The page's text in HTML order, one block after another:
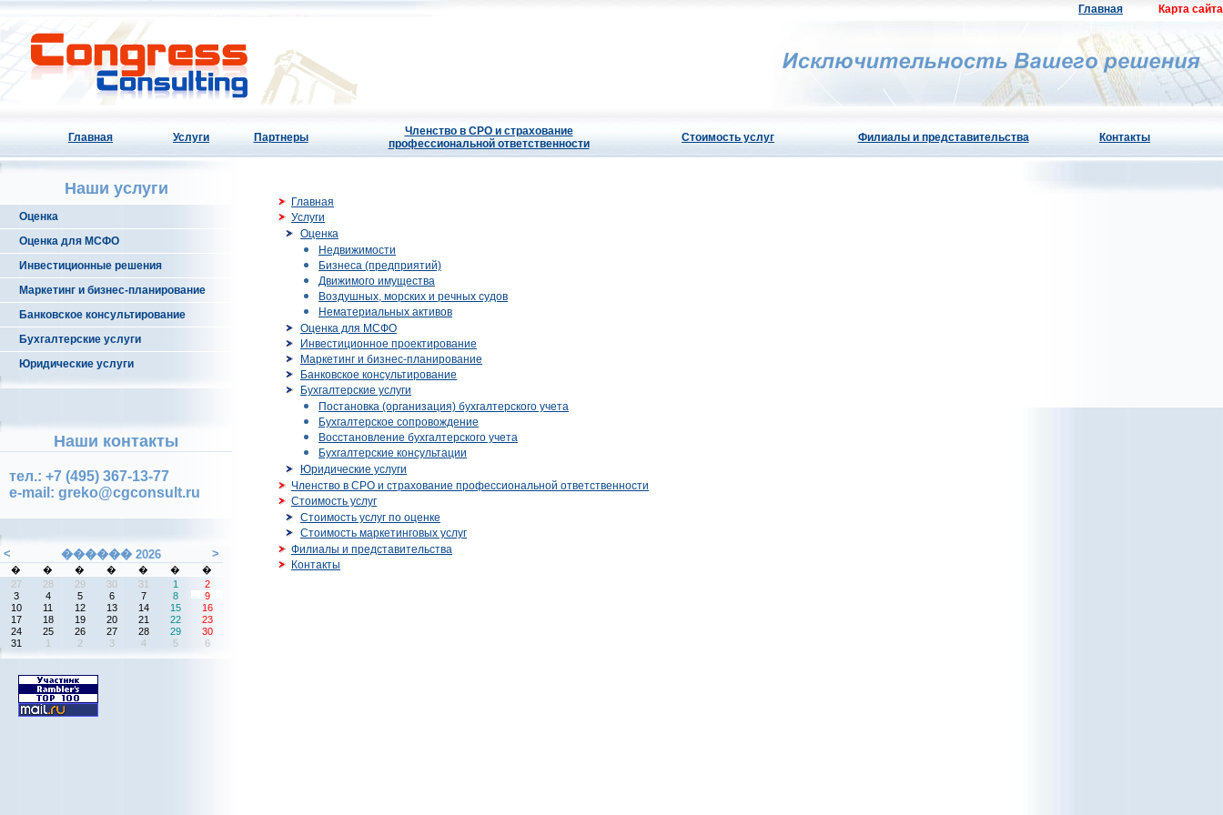
Главная Карта сайта
Главная Услуги Партнеры
Членство в СРО и страхование
профессиональной ответственности
Стоимость услуг Филиалы и представительства Контакты
Наши услуги
Оценка
Оценка для МСФО
Инвестиционные решения
Маркетинг и бизнес-планирование
Банковское консультирование
Бухгалтерские услуги
Юридические услуги
Наши контакты
тел.: +7 (495) 367-13-77
e-mail: greko@cgconsult.ru
Главная
Услуги
Оценка
Недвижимости
Бизнеса (предприятий)
Движимого имущества
Воздушных, морских и речных судов
Нематериальных активов
Оценка для МСФО
Инвестиционное проектирование
Маркетинг и бизнес-планирование
Банковское консультирование
Бухгалтерские услуги
Постановка (организация) бухгалтерского учета
Бухгалтерское сопровождение
Восстановление бухгалтерского учета
Бухгалтерские консультации
Юридические услуги
Членство в СРО и страхование профессиональной ответственности
Стоимость услуг
Стоимость услуг по оценке
Стоимость маркетинговых услуг
Филиалы и представительства
Контакты